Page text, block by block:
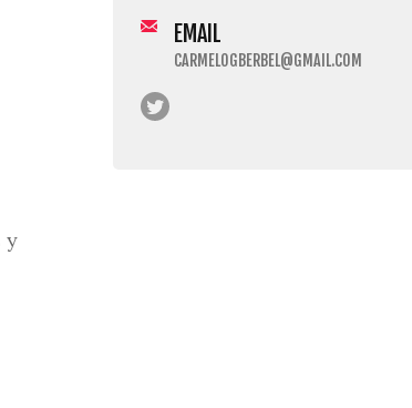
y
EMAIL
CARMELOGBERBEL@GMAIL.COM